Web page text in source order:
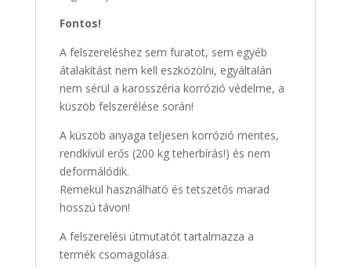
Fontos!
A felszereléshez sem furatot, sem egyéb
átalakítást nem kell eszközölni, egyáltalán
nem sérül a karosszéria korrózió védelme, a
küszöb felszerélése során!
A küszöb anyaga teljesen korrózió mentes,
rendkívül erős (200 kg teherbírás!) és nem
deformálódik.
Remekül használható és tetszetős marad
hosszú távon!
A felszerelési útmutatót tartalmazza a
termék csomagolása.